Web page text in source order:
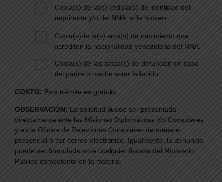
Copia(s) de la(s) cédula(s) de identidad del
requirente y/o del NNA, si la hubiere.
Copia(s)de la(s) acta(s) de nacimiento que
acrediten la nacionalidad venezolana del NNA.
Copia(s) de las actas(s) de defunción en caso
del padre o madre estar fallecido.
COSTO: Este trámite es gratuito.
OBSERVACIÓN: La solicitud puede ser presentada
directamente ante las Misiones Diplomáticas y/o Consulares
y en la Oficina de Relaciones Consulares de manera
presencial o por correo electrónico. Igualmente, la denuncia
puede ser formulada ante cualquier fiscalía del Ministerio
Público competente en la materia.